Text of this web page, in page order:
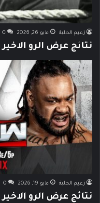
زعيم الحلبة مايو 26, 2026 0
نتائج عرض الرو الاخير 25-5-2026 أحداث كاملة
زعيم الحلبة مايو 19, 2026 0
نتائج عرض الرو الاخير 18-5-2026 أحداث كاملة